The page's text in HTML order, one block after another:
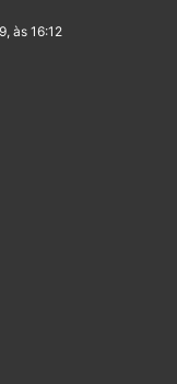
às 16:12